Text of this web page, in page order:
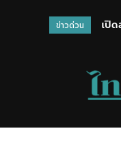
ข่าวด่วน
เปิ